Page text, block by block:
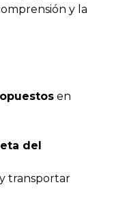
y la
en
del
transportar